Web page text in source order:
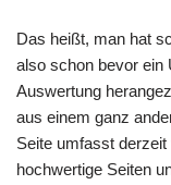
Das heißt, man hat
also schon bevor ein
Auswertung
aus einem ganz
Seite umfasst
hochwertige Seiten